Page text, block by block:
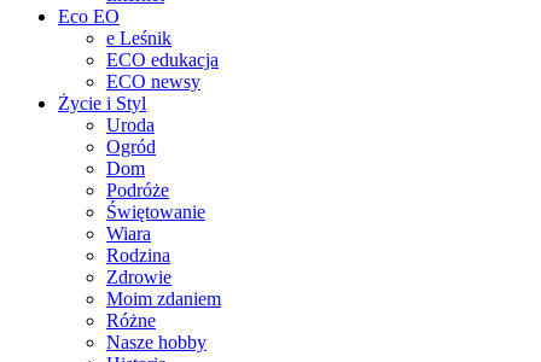
Eco EO
e Leśnik
ECO edukacja
ECO newsy
Życie i Styl
Uroda
Ogród
Dom
Podróże
Świętowanie
Wiara
Rodzina
Zdrowie
Moim zdaniem
Różne
Nasze hobby